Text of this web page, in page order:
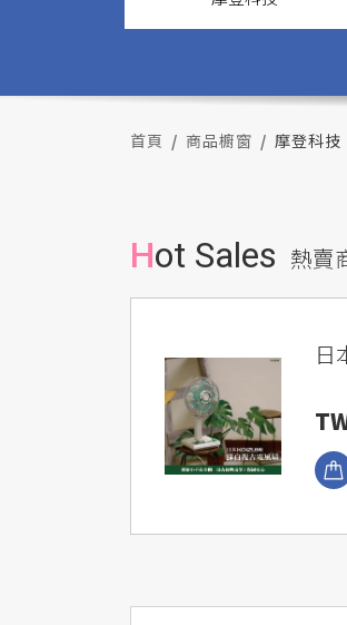
首頁 商品櫥窗 摩登科技
Hot Sales 熱賣
日
瀏覽商品